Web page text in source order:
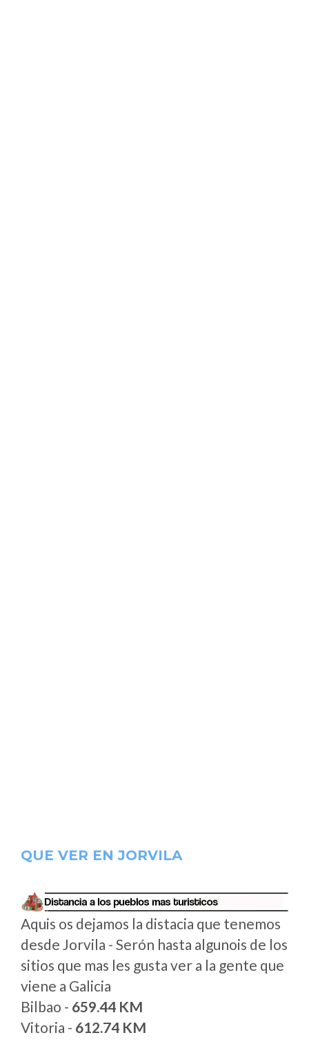
QUE VER EN JORVILA
Aquis os dejamos la distacia que tenemos
desde Jorvila - Serón hasta algunois de los
sitios que mas les gusta ver a la gente que
viene a Galicia
Bilbao - 659.44 KM
Vitoria - 612.74 KM